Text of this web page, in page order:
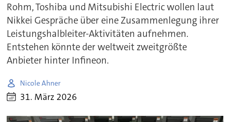
Rohm, Toshiba und Mitsubishi Electric wollen laut
Nikkei Gespräche über eine Zusammenlegung ihrer
Leistungshalbleiter-Aktivitäten aufnehmen.
Entstehen könnte der weltweit zweitgrößte
Anbieter hinter Infineon.
Nicole Ahner
31. März 2026